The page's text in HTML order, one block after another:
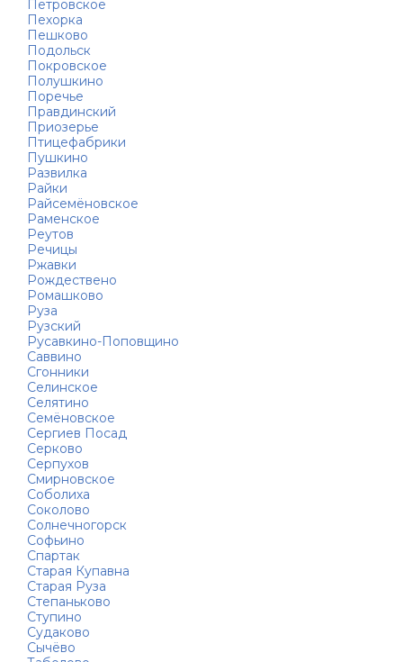
Петровское
Пехорка
Пешково
Подольск
Покровское
Полушкино
Поречье
Правдинский
Приозерье
Птицефабрики
Пушкино
Развилка
Райки
Райсемёновское
Раменское
Реутов
Речицы
Ржавки
Рождествено
Ромашково
Руза
Рузский
Русавкино-Поповщино
Саввино
Сгонники
Селинское
Селятино
Семёновское
Сергиев Посад
Серково
Серпухов
Смирновское
Соболиха
Соколово
Солнечногорск
Софьино
Спартак
Старая Купавна
Старая Руза
Степаньково
Ступино
Судаково
Сычёво